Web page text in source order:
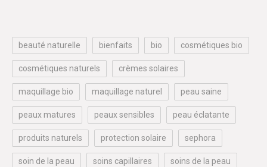
beauté naturelle bienfaits bio cosmétiques bio
cosmétiques naturels crèmes solaires
maquillage bio maquillage naturel peau saine
peaux matures peaux sensibles peau éclatante
produits naturels protection solaire sephora
soin de la peau soins capillaires soins de la peau